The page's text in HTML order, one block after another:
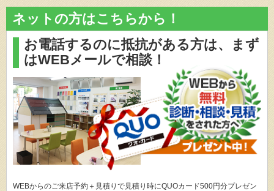
ネットの方はこちらから！
お電話するのに抵抗がある方は、
まず
はWEBメールで相談！
WEBからのご来店予約＋見積りで見積り時にQUOカード500円分プレゼン